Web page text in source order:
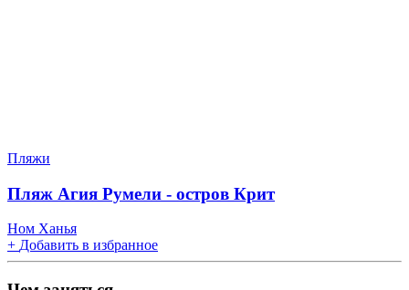
Пляжи
Пляж Агия Румели - остров Крит
Ном Ханья
+ Добавить в избранное